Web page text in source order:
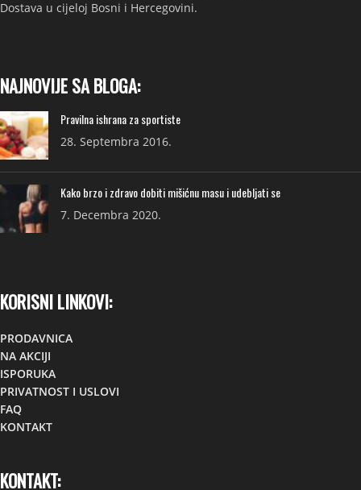
Dostava u cijeloj Bosni i Hercegovini.
NAJNOVIJE SA BLOGA:
Pravilna ishrana za sportiste
28. Septembra 2016.
Kako brzo i zdravo dobiti mišićnu masu i udebljati se
7. Decembra 2020.
KORISNI LINKOVI:
PRODAVNICA
NA AKCIJI
ISPORUKA
PRIVATNOST I USLOVI
FAQ
KONTAKT
KONTAKT: